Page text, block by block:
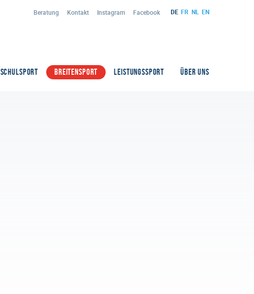
Beratung Kontakt Instagram Facebook DE FR NL EN
SCHULSPORT BREITENSPORT LEISTUNGSSPORT ÜBER UNS